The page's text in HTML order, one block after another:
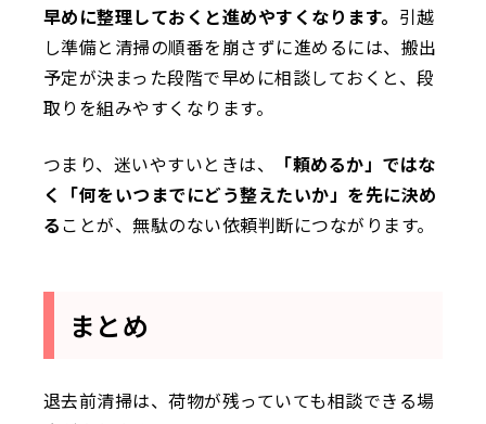
早めに整理しておくと進めやすくなります。 引越
し準備と清掃の順番を崩さずに進めるには、搬出
予定が決まった段階で早めに相談しておくと、段
取りを組みやすくなります。
つまり、迷いやすいときは、
「頼めるか」ではな
く「何をいつまでにどう整えたいか」を先に決め
ることが、無駄のない依頼判断につながります。
まとめ
退去前清掃は、荷物が残っていても相談できる場